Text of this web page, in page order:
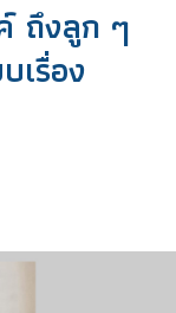
ถึงลูก ๆ
เรื่อง